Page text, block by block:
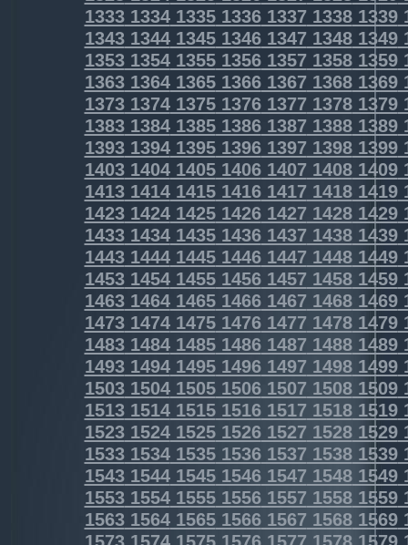
1333133413351336133713381339
1343134413451346134713481349
1353135413551356135713581359
1363136413651366136713681369
1373137413751376137713781379
1383138413851386138713881389
1393139413951396139713981399
1403140414051406140714081409
14131414141514161417 14181419
14231424142514261427 14281429
14331434143514361437 14381439
14431444144514461447 14481449
14531454145514561457 14581459
14631464146514661467 14681469
14731474147514761477 14781479
14831484148514861487 14881489
14931494149514961497 14981499
15031504150515061507 15081509
15131514151515161517 15181519
15231524152515261527 15281529
15331534153515361537 15381539
15431544154515461547 15481549
15531554155515561557 15581559
15631564156515661567 15681569